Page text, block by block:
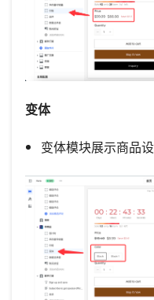
变体
变体模块展示商品